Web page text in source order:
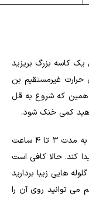
یک کاسه بزرگ بریزید
غیرمستقیم بن
همین که شروع به قل
دهید کمی خنک شود.
در مرحله بعد، مواد را داخل ظرف سرو بریزید و به مدت ۳ تا ۴ ساعت
کند. حالا کافی است
هایی زیبا بردارید
می توانید روی آن را